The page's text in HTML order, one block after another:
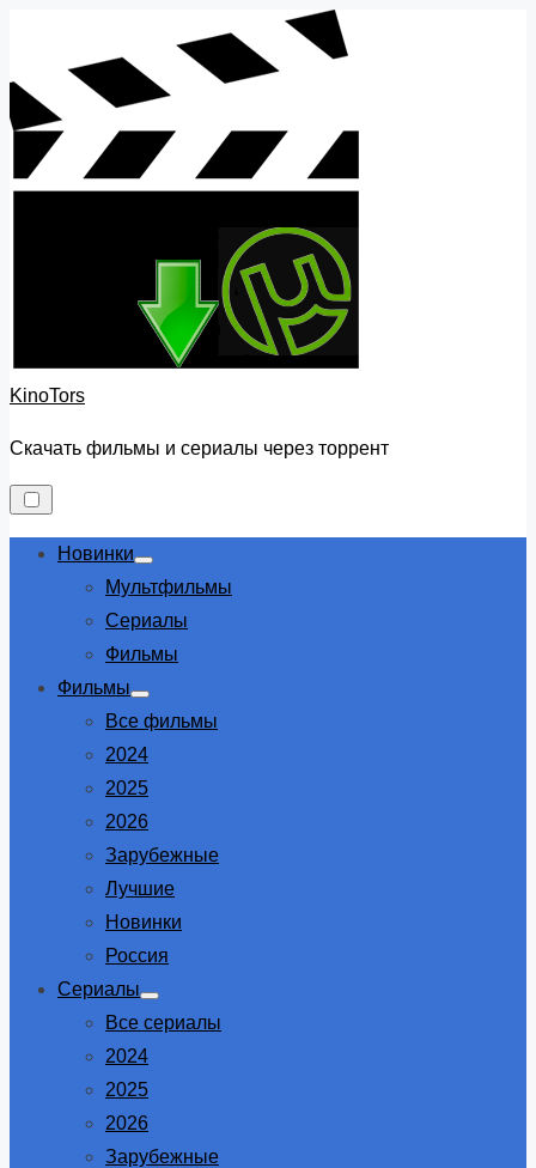
content
KinoTors
Скачать фильмы и сериалы через торрент
Новинки
Show
sub
Мультфильмы
Сериалы
Фильмы
Фильмы
Show
sub
Все фильмы
2024
2025
2026
Зарубежные
Лучшие
Новинки
Россия
Сериалы
Show
sub
Все сериалы
2024
2025
2026
Зарубежные